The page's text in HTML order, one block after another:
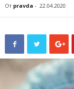
От pravda - 22.04.2020